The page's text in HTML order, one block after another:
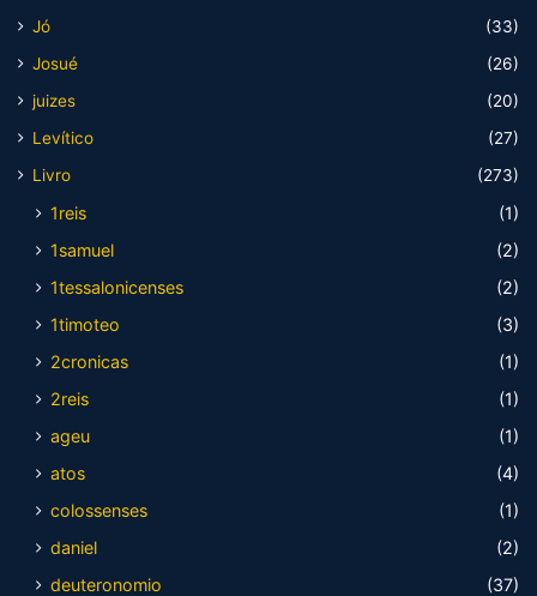
Jó
(33)
Josué
(26)
juizes
(20)
Levítico
(27)
Livro
(273)
1reis
(1)
1samuel
(2)
1tessalonicenses
(2)
1timoteo
(3)
2cronicas
(1)
2reis
(1)
ageu
(1)
atos
(4)
colossenses
(1)
daniel
(2)
deuteronomio
(37)